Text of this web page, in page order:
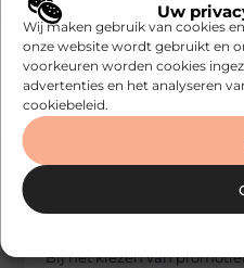
Uw
Wij maken gebruik van cookies
onze website wordt gebruikt en
voorkeuren worden cookies
advertenties en het analyseren
cookiebeleid.
Builds
Digitale
fysieke materialen voor
Bij het kiezen van